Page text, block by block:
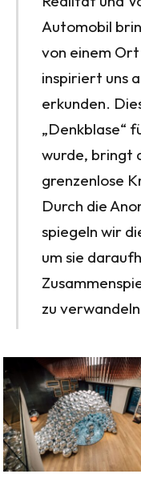
Automobil
von einem
inspiriert uns
erkunden.
„Denkblase“
wurde, bringt
grenzenlose
Durch die
spiegeln wir
um sie
zu